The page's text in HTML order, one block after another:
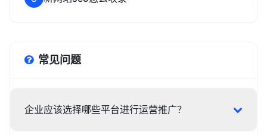
常见问题
企业应该选择哪些平台进行运营推广？